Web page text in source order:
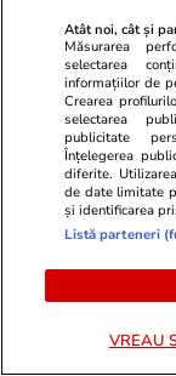
care a
posturilor din
PARTENERI
Atât noi, cât și
Măsurarea
selectarea
informațiilor de
Crearea
selectarea
publicitate
Înțelegerea
diferite.
de date limitate
și identificarea
Listă parteneri
VREAU